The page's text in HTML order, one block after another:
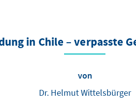
in Chile – verpasste
von
Dr. Helmut Wittelsbürger